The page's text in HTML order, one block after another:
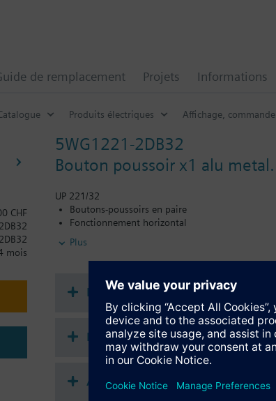
de remplacement Projets Informations
Produits électriques Affichage, commande
5WG1221-2DB32
Bouton poussoir x1 alu metal.
UP 221/32
Boutons-poussoirs en paire
Fonctionnement horizontal
LED pour lumière d'orientation
Zone d'étiquetage
Plus
CHF
mois
Documentation
Récapitulatif technique
Accessoires multiples